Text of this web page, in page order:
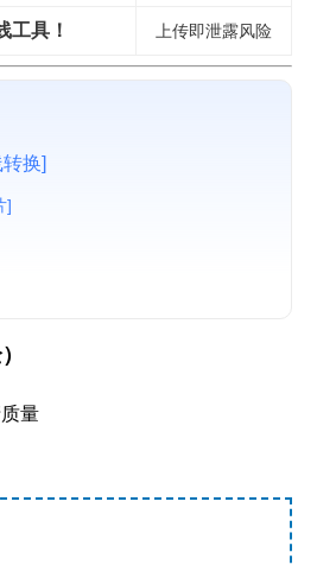
工具！ 上传即泄露风险
换]
]
量